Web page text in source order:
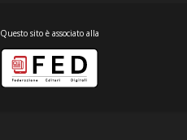
Questo sito è associato alla